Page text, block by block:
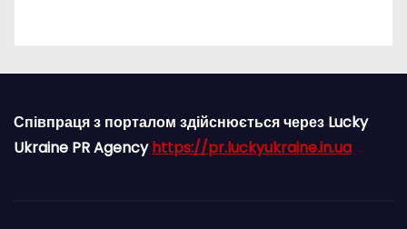
Співпраця з порталом здійснюється через Lucky
Ukraine PR Agencyhttps://pr.luckyukraine.in.ua